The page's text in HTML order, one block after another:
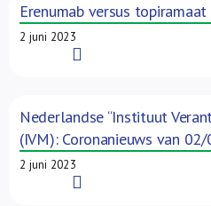
Erenumab versus
2 juni 2023
Nederlandse “Instituut
(IVM): Coronanieuws van
2 juni 2023